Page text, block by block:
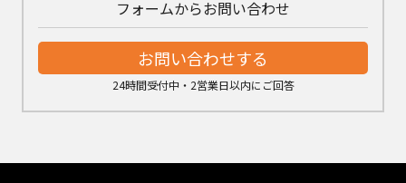
フォームからお問い合わせ
お問い合わせする
24時間受付中・2営業日以内にご回答